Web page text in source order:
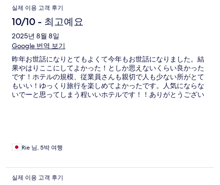
실제 이용 고객 후기
10/10 - 최고예요
2025년 8월 8일
Google 번역 보기
昨年お世話になりとてもよくて今年もお世話になりました。結
果やはりここにしてよかった！としか思えないくらい良かった
です！ホテルの規模、従業員さんも親切で人も少ない所がとて
もいい！ゆっくり旅行を楽しめてよかったです。人気にならな
いでーと思ってしまう程いいホテルです！！ありがとうござい
Rie 님, 5박 여행
실제 이용 고객 후기